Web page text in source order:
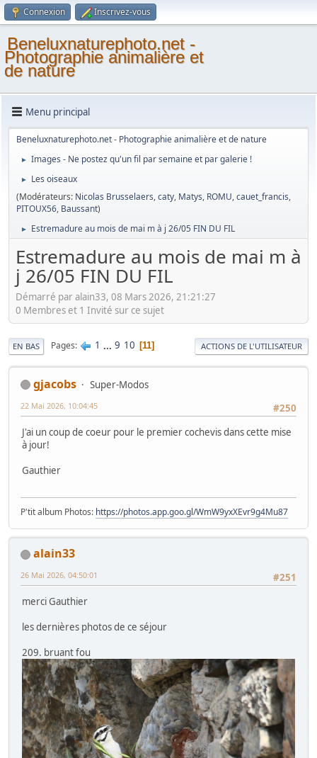
Connexion Inscrivez-vous
Beneluxnaturephoto.net -
Photographie animalière et
de nature
Menu principal
Beneluxnaturephoto.net - Photographie animalière et de nature
► Images - Ne postez qu'un fil par semaine et par galerie !
►
Les oiseaux
(Modérateurs: Nicolas Brusselaers,caty, Matys, ROMU,cauet_francis,
PITOUX56, Baussant)
► Estremadure au mois de mai m à j 26/05 FIN DU FIL
Estremadure au mois de mai m à
j 26/05 FIN DU FIL
Démarré par alain33, 08 Mars 2026, 21:21:27
0 Membres et 1 Invité sur ce sujet
EN BAS Pages 1 ... 9 10 11 ACTIONS DE L'UTILISATEUR
gjacobs
Super-Modos
#250
22 Mai 2026, 10:04:45
J'ai un coup de coeur pour le premier cochevis dans cette mise
à jour!
Gauthier
P'tit album Photos: https://photos.app.goo.gl/WmW9yxXEvr9g4Mu87
alain33
#251
26 Mai 2026, 04:50:01
merci Gauthier
les dernières photos de ce séjour
209. bruant fou